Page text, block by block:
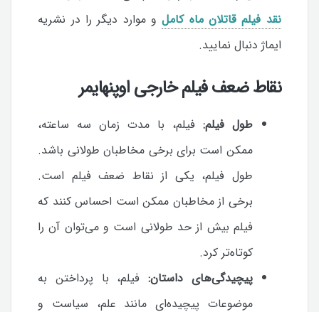
نقد فیلم قاتلان ماه کاملو موارد دیگر را در نشریه
ایماژ دنبال نمایید.
نقاط ضعف فیلم خارجی اوپنهایمر
طول فیلم: فیلم، با مدت زمان سه ساعته،
ممکن است برای برخی مخاطبان طولانی باشد.
طول فیلم، یکی از نقاط ضعف فیلم است.
برخی از مخاطبان ممکن است احساس کنند که
فیلم بیش از حد طولانی است و می‌توان آن را
کوتاه‌تر کرد.
پیچیدگی‌های داستان:فیلم، با پرداختن به
موضوعات پیچیده‌ای مانند علم، سیاست و